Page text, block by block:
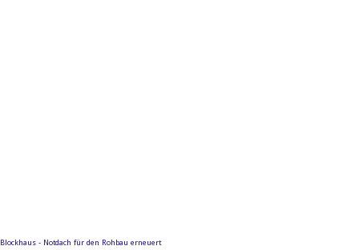
Blockhaus - Notdach für den Rohbau erneuert